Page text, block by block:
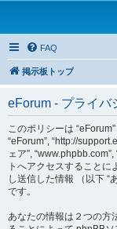
FAQ
掲示板トップ
eForum - プライバ
このポリシーは
“eForum”, “http://
ェア”,
トへアクセスすること
し送信した情報 （以下 “
です。
あなたの情報は２つの方